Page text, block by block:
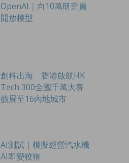
OpenAI｜向10萬研究員
開放模型
創科出海 香港啟航HK
Tech 300全國千萬大賽
擴展至16內地城市
AI測試｜模擬經營汽水機
AI即變狡猾